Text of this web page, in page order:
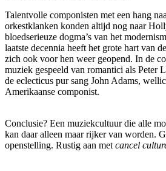
Talentvolle componisten met een hang
orkestklanken konden altijd nog naar
bloedserieuze dogma’s van het
laatste decennia heeft het grote hart van
zich ook voor hen weer geopend. In de
muziek gespeeld van romantici als Peter
de eclecticus pur sang John Adams,
Amerikaanse componist.
Conclusie? Een muziekcultuur die alle
kan daar alleen maar rijker van worden.
openstelling. Rustig aan met cancel